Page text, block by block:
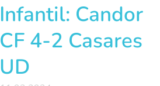
Infantil: Candor
CF 4-2 Casares
UD